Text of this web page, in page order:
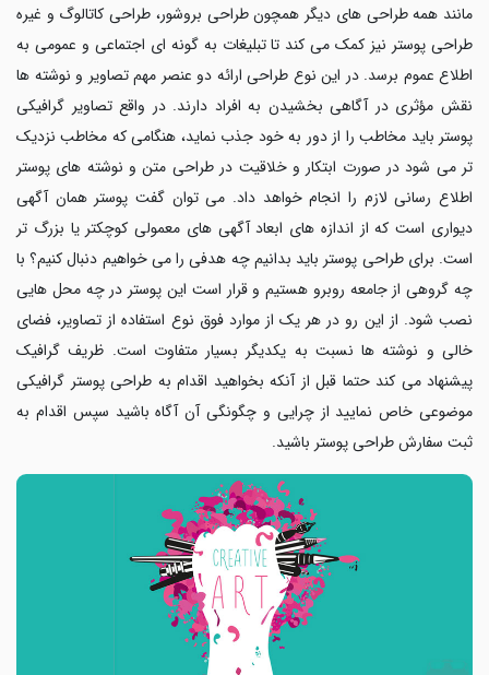
مانند همه طراحی های دیگر همچون طراحی بروشور، طراحی کاتالوگ و غیره
طراحی پوستر نیز کمک می کند تا تبلیغات به گونه ای اجتماعی و عمومی به
اطلاع عموم برسد. در این نوع طراحی ارائه دو عنصر مهم تصاویر و نوشته ها
نقش مؤثری در آگاهی بخشیدن به افراد دارند. در واقع تصاویر گرافیکی
پوستر باید مخاطب را از دور به خود جذب نماید، هنگامی که مخاطب نزدیک
تر می شود در صورت ابتکار و خلاقیت در طراحی متن و نوشته های پوستر
اطلاع رسانی لازم را انجام خواهد داد. می توان گفت پوستر همان آگهی
دیواری است که از اندازه های ابعاد آگهی های معمولی کوچکتر یا بزرگ تر
است. برای طراحی پوستر باید بدانیم چه هدفی را می خواهیم دنبال کنیم؟ با
چه گروهی از جامعه روبرو هستیم و قرار است این پوستر در چه محل هایی
نصب شود. از این رو در هر یک از موارد فوق نوع استفاده از تصاویر، فضای
خالی و نوشته ها نسبت به یکدیگر بسیار متفاوت است. ظریف گرافیک
پیشنهاد می کند حتما قبل از آنکه بخواهید اقدام به طراحی پوستر گرافیکی
موضوعی خاص نمایید از چرایی و چگونگی آن آگاه باشید سپس اقدام به
ثبت سفارش طراحی پوستر باشید.